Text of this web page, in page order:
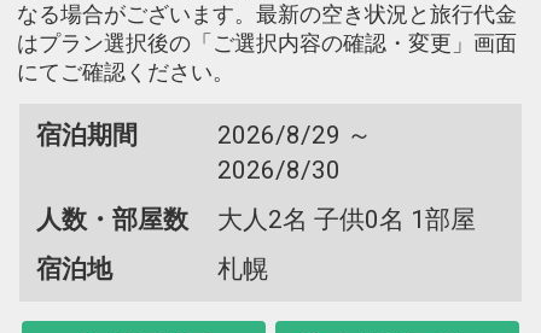
なる場合がございます。最新の空き状況と旅行代金
はプラン選択後の「ご選択内容の確認・変更」画面
にてご確認ください。
宿泊期間
2026/8/29 ～
2026/8/30
人数・部屋数
大人2名 子供0名 1部屋
宿泊地
札幌